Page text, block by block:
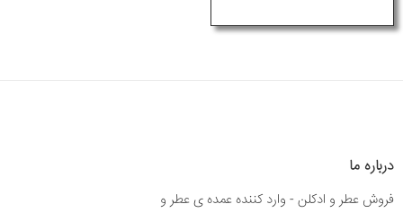
درباره ما
فروش عطر و ادکلن - وارد کننده عمده ی عطر و